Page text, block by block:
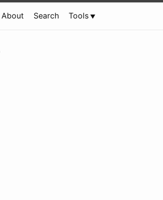
About Search Tools